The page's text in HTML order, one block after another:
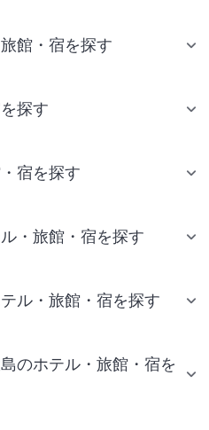
館・宿を探す
探す
宿を探す
・旅館・宿を探す
ル・旅館・宿を探す
のホテル・旅館・宿を